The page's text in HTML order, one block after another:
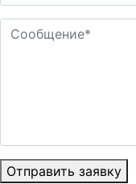
Отправить заявку